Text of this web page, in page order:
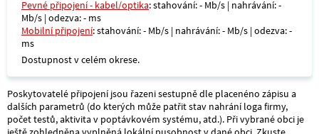
Pevné připojení - kabel/optika: stahování: - Mb/s | nahrávání: -
Mb/s | odezva: - ms
Mobilní připojení: stahování: - Mb/s | nahrávání: - Mb/s | odezva: -
ms
Dostupnost v celém okrese.
Poskytovatelé připojení jsou řazeni sestupně dle placenéno zápisu a
dalších parametrů (do kterých může patřit stav nahrání loga firmy,
počet testů, aktivita v poptávkovém systému, atd.). Při vybrané obci je